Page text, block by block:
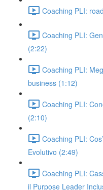
Coaching PLI:
Coaching PLI:
(2:22)
Coaching PLI:
business (1:12)
Coaching PLI:
(2:10)
Coaching PLI:
Evolutivo (2:49)
Coaching PLI:
il Purpose Leader